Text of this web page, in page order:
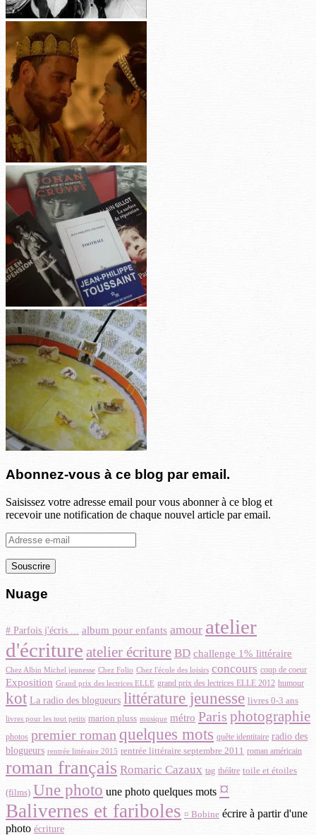
Abonnez-vous à ce blog par email.
Saisissez votre adresse email pour vous abonner à ce blog et
recevoir une notification de chaque nouvel article par email.
Adresse
e-
mail
Nuage
# Parfois j'écris ... album pour enfants amour atelier
d'écriture atelier écriture BD challenge 1% littéraire
Chez Albin Michel jeunesse Chez Folio Chez l'école des loisirs concours coup de coeur
Exposition Grand prix des lectrices ELLE grand prix des lectrices ELLE 2012 humour
kot La radio des blogueurs littérature jeunesse livres 0-3 ans
livres pour les tout petits marion pluss musique métro Paris photographie
photos premier roman quelques mots quête identitaire radio des
blogueurs rentrée littéraire 2015 rentrée littéraire septembre 2011 roman américain
roman français Romaric Cazaux tag théâtre toile et étoiles
(films) Une photo une photo quelques mots ¤
Balivernes et fariboles ¤ Bobine écrire à partir d'une
photo écriture